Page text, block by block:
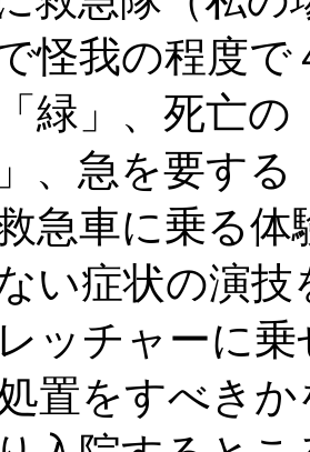
怪我の程度
緑」、死亡
、急を要する
急車に乗る体
い症状の演
ッチャーに
置をすべき